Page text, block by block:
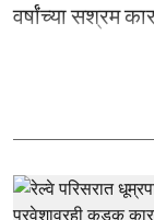
वर्षांच्या सश्रम